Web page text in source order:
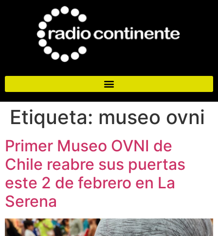
Etiqueta: museo ovni
Primer Museo OVNI de
Chile reabre sus puertas
este 2 de febrero en La
Serena